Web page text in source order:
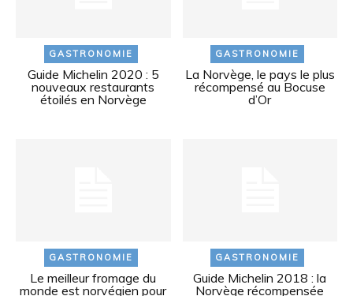
GASTRONOMIE
Guide Michelin 2020 : 5
nouveaux restaurants
étoilés en Norvège
GASTRONOMIE
La Norvège, le pays le plus
récompensé au Bocuse
d’Or
GASTRONOMIE
Le meilleur fromage du
monde est norvégien pour
GASTRONOMIE
Guide Michelin 2018 : la
Norvège récompensée